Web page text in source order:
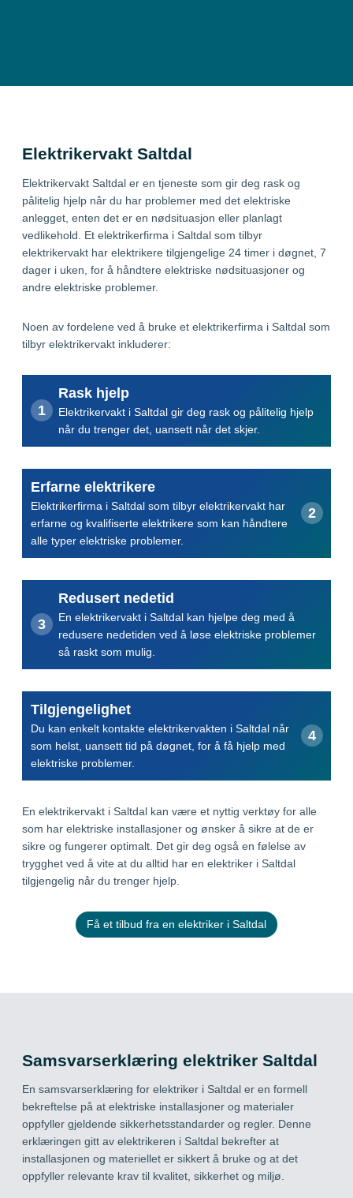
Elektrikervakt Saltdal
Elektrikervakt Saltdal er en tjeneste som gir deg rask og
pålitelig hjelp når du har problemer med det elektriske
anlegget, enten det er en nødsituasjon eller planlagt
vedlikehold. Et elektrikerfirma i Saltdal som tilbyr
elektrikervakt har elektrikere tilgjengelige 24 timer i døgnet, 7
dager i uken, for å håndtere elektriske nødsituasjoner og
andre elektriske problemer.
Noen av fordelene ved å bruke et elektrikerfirma i Saltdal som
tilbyr elektrikervakt inkluderer:
Rask hjelp
Elektrikervakt i Saltdal gir deg rask og pålitelig hjelp
når du trenger det, uansett når det skjer.
Erfarne elektrikere
Elektrikerfirma i Saltdal som tilbyr elektrikervakt har
erfarne og kvalifiserte elektrikere som kan håndtere
alle typer elektriske problemer.
Redusert nedetid
En elektrikervakt i Saltdal kan hjelpe deg med å
redusere nedetiden ved å løse elektriske problemer
så raskt som mulig.
Tilgjengelighet
Du kan enkelt kontakte elektrikervakten i Saltdal når
som helst, uansett tid på døgnet, for å få hjelp med
elektriske problemer.
En elektrikervakt i Saltdal kan være et nyttig verktøy for alle
som har elektriske installasjoner og ønsker å sikre at de er
sikre og fungerer optimalt. Det gir deg også en følelse av
trygghet ved å vite at du alltid har en elektriker i Saltdal
tilgjengelig når du trenger hjelp.
Få et tilbud fra en elektriker i Saltdal
Samsvarserklæring elektriker Saltdal
En samsvarserklæring for elektriker i Saltdal er en formell
bekreftelse på at elektriske installasjoner og materialer
oppfyller gjeldende sikkerhetsstandarder og regler. Denne
erklæringen gitt av elektrikeren i Saltdal bekrefter at
installasjonen og materiellet er sikkert å bruke og at det
oppfyller relevante krav til kvalitet, sikkerhet og miljø.